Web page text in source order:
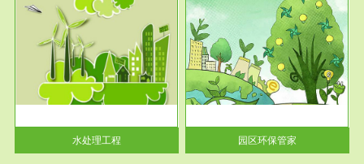
水处理工程
服务范围
园区环保管家
2016 年 4 月，环保部下发《关
于积极发挥环境保护作用促进供
给侧结...
园区环保管家